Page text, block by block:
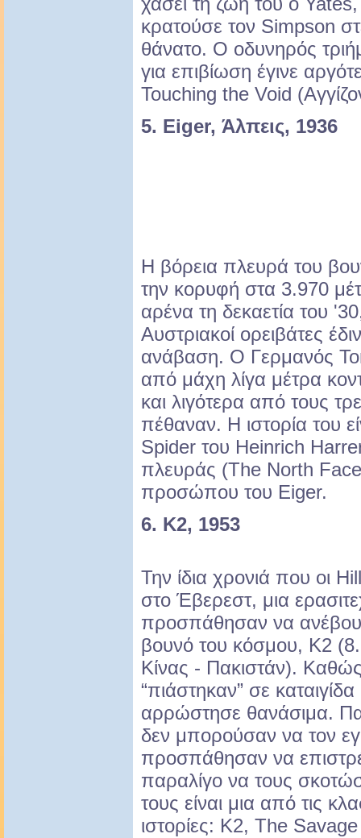
κρατούσε τον Simpson
θάνατο. Ο οδυνηρός
για επιβίωση έγινε
Touching the Void
5. Eiger, Άλπεις, 1936
Η βόρεια πλευρά του
την κορυφή στα 3.970
αρένα τη δεκαετία του
Αυστριακοί ορειβάτες
ανάβαση. Ο Γερμανός
από μάχη λίγα μέτρα
και λιγότερα από τους
πέθαναν. Η ιστορία του
Spider του Heinrich
πλευράς (The North
προσώπου του Eiger.
6. Κ2, 1953
Την ίδια χρονιά που οι
στο Έβερεστ, μια
προσπάθησαν να
βουνό του κόσμου, Κ2
Κίνας - Πακιστάν).
“πιάστηκαν” σε
αρρώστησε θανάσιμα.
δεν μπορούσαν να τον
προσπάθησαν να
παραλίγο να τους
τους είναι μια από τις
ιστορίες: K2, The